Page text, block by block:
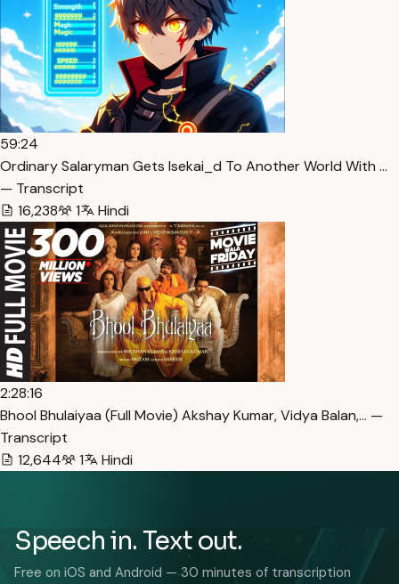
59:24
Ordinary Salaryman Gets Isekai_d To Another World With …
— Transcript
16,238
1 Hindi
2:28:16
Bhool Bhulaiyaa (Full Movie) Akshay Kumar, Vidya Balan,… —
Transcript
12,644
1 Hindi
Speech in. Text out.
Free on iOS and Android — 30 minutes of transcription